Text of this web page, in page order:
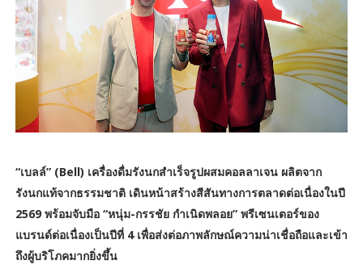
“เบลล์” (Bell) เครื่องดื่มรังนกสำเร็จรูปผสมคอลลาเจน ผลิตจาก
รังนกแท้จากธรรมชาติ เดินหน้าสร้างสีสันทางการตลาดต่อเนื่องในปี
2569 พร้อมจับมือ “หนุ่ม-กรรชัย กำเนิดพลอย” พรีเซนเตอร์ของ
แบรนด์ต่อเนื่องเป็นปีที่ 4 เพื่อส่งต่อภาพลักษณ์ความน่าเชื่อถือและเข้า
ถึงผู้บริโภคมากยิ่งขึ้น